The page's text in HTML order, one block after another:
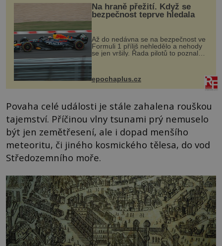
Na hraně přežití. Když se
bezpečnost teprve hledala
Až do nedávna se na bezpečnost ve
Formuli 1 příliš nehledělo a nehody
se jen vršily. Řada pilotů to poznala
na vlastní kůži, často s trvalými
následky nebo bohužel i ztrátou
života. Dnes nepochopiteln...
epochaplus.cz
Povaha celé události je stále zahalena rouškou
tajemství. Příčinou vlny tsunami prý nemuselo
být jen zemětřesení, ale i dopad menšího
meteoritu, či jiného kosmického tělesa, do vod
Středozemního moře.